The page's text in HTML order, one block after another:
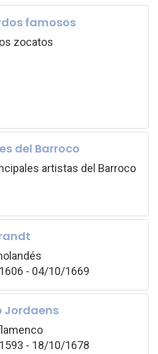
famosos
zocatos
del Barroco
artistas del Barroco
- 04/10/1669
Jordaens
- 18/10/1678